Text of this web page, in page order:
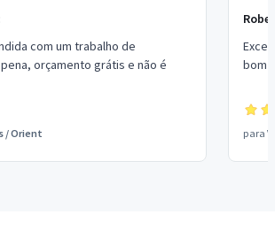
com um trabalho de
orçamento grátis e não é
/Orient
bom
para